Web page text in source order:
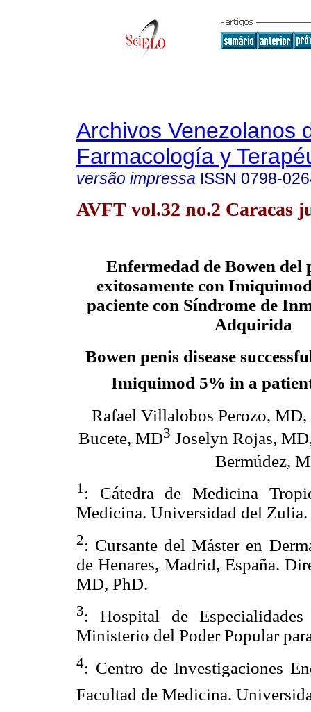
Archivos Venezolanos
Farmacología y
versão impressa ISSN 0798-
AVFT vol.32 no.2 Caracas
Enfermedad de Bowen del
exitosamente con
paciente con Síndrome de
Adquirida
Bowen penis disease
Imiquimod 5% in a
Rafael Villalobos Perozo, MD,
Bucete, MD3 Joselyn Rojas,
Bermúdez,
1 : Cátedra de Medicina
Medicina. Universidad del Zulia.
2: Cursante del Máster en
de Henares, Madrid, España.
MD, PhD.
3: Hospital de
Ministerio del Poder Popular
4: Centro de Investigaciones
Facultad de Medicina.